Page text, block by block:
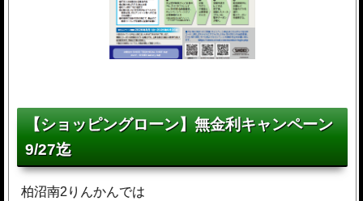
【ショッピングローン】無金利キャンペーン
9/27迄
柏沼南2りんかんでは